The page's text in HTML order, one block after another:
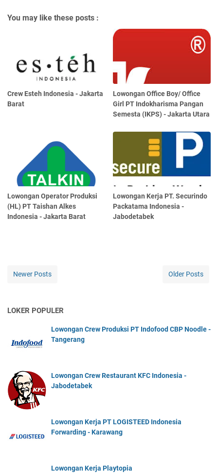
You may like these posts :
Crew Esteh Indonesia - Jakarta
Barat
Lowongan Office Boy/ Office
Girl PT Indokharisma Pangan
Semesta (IKPS) - Jakarta Utara
Lowongan Operator Produksi
(HL) PT Taishan Alkes
Indonesia - Jakarta Barat
Lowongan Kerja PT. Securindo
Packatama Indonesia -
Jabodetabek
Newer Posts Older Posts
LOKER POPULER
Lowongan Crew Produksi PT Indofood CBP Noodle -
Tangerang
Lowongan Crew Restaurant KFC Indonesia -
Jabodetabek
Lowongan Kerja PT LOGISTEED Indonesia
Forwarding - Karawang
Lowongan Kerja Playtopia